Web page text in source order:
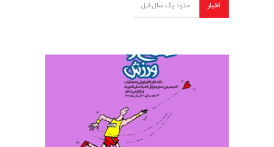
اخبار حدود یک سال قبل